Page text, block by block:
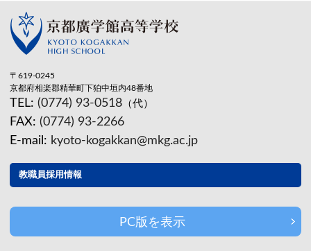
〒619-0245
京都府相楽郡精華町下狛中垣内48番地
TEL: (0774) 93-0518 （代）
FAX: (0774) 93-2266
E-mail: kyoto-kogakkan@mkg.ac.jp
教職員採用情報
PC版を表示